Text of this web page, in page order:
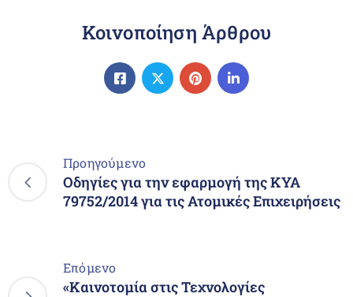
Κοινοποίηση Άρθρου
Προηγούμενο
Οδηγίες για την εφαρμογή της ΚΥΑ
79752/2014 για τις Ατομικές Επιχειρήσεις
Επόμενο
«Καινοτομία στις Τεχνολογίες